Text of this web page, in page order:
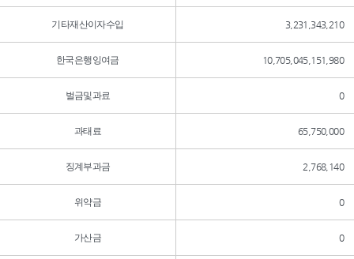
기타재산이자수입 3,231,343,210
한국은행잉여금 10,705,045,151,980
벌금및과료 0
과태료 65,750,000
징계부과금 2,768,140
위약금 0
가산금 0